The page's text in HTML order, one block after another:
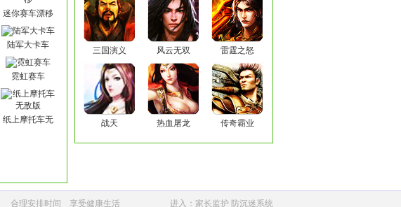
迷你赛车漂移
陆军大卡车
霓虹赛车
纸上摩托车无
三国演义 风云无双 雷霆之怒
战天 热血屠龙 传奇霸业
合理安排时间 享受健康生活 进入：家长监护 防沉迷系统